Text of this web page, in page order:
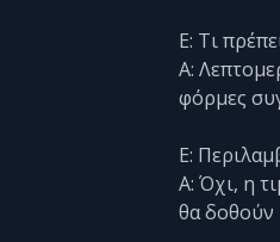
Ε: Τι
Α:
φόρμες
Ε:
Α: Όχι, η
θα δοθούν